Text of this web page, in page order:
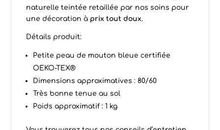
naturelle teintée retaillée par nos soins pour
une décoration à prix tout doux.
Détails produit:
Petite peau de mouton bleue certifiée
OEKO-TEX®
Dimensions approximatives : 80/60
Très bonne tenue au sol
Poids approximatif : 1 kg